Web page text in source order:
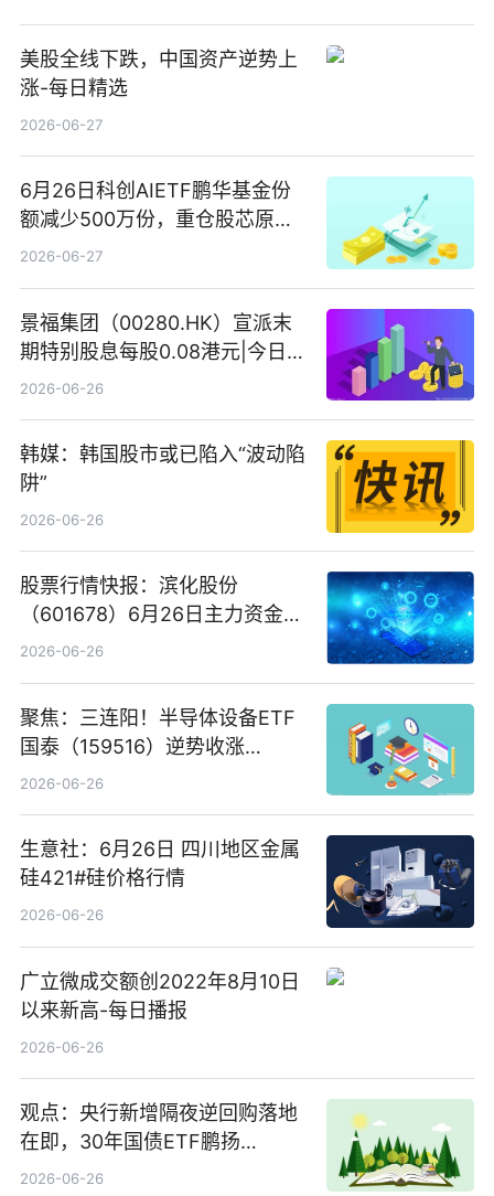
美股全线下跌，中国资产逆势上
涨-每日精选
2026-06-27
6月26日科创AIETF鹏华基金份
额减少500万份，重仓股芯原股
份、寒武纪、澜起科技 观速讯
2026-06-27
景福集团（00280.HK）宣派末
期特别股息每股0.08港元|今日快
看
2026-06-26
韩媒：韩国股市或已陷入“波动陷
阱”
2026-06-26
股票行情快报：滨化股份
（601678）6月26日主力资金净
卖出5964.34万元
2026-06-26
聚焦：三连阳！半导体设备ETF
国泰（159516）逆势收涨
3.5%，近10日累计净流入超65
2026-06-26
生意社：6月26日 四川地区金属
硅421#硅价格行情
2026-06-26
广立微成交额创2022年8月10日
以来新高-每日播报
2026-06-26
观点：央行新增隔夜逆回购落地
在即，30年国债ETF鹏扬
(511090) 盘中小幅上涨
2026-06-26